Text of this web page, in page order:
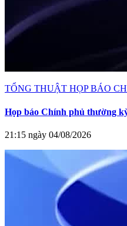
TỔNG THUẬT HỌP BÁO
Họp báo Chính phủ thường
21:15 ngày 04/08/2026